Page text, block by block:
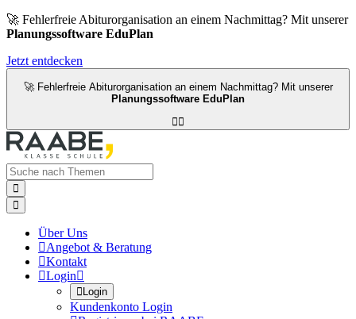
🚀 Fehlerfreie Abiturorganisation an einem Nachmittag? Mit unserer
Planungssoftware EduPlan
Jetzt entdecken
🚀 Fehlerfreie Abiturorganisation an einem Nachmittag? Mit unserer
Planungssoftware EduPlan



Über Uns
Angebot & Beratung
Kontakt
Login
Login
Kundenkonto Login